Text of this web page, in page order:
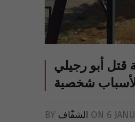
قتل أبو رجيلي
BY الشفّاف ON 6